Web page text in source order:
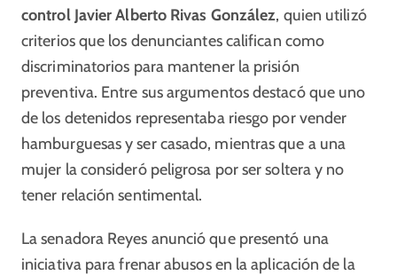
control Javier Alberto Rivas González, quien utilizó
criterios que los denunciantes califican como
discriminatorios para mantener la prisión
preventiva. Entre sus argumentos destacó que uno
de los detenidos representaba riesgo por vender
hamburguesas y ser casado, mientras que a una
mujer la consideró peligrosa por ser soltera y no
tener relación sentimental.
La senadora Reyes anunció que presentó una
iniciativa para frenar abusos en la aplicación de la